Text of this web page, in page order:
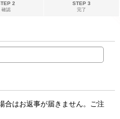
2
確認
STEP 3
完了
合はお返事が届きません。ご注